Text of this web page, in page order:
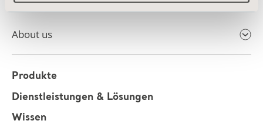
About us
Produkte
Dienstleistungen & Lösungen
Wissen